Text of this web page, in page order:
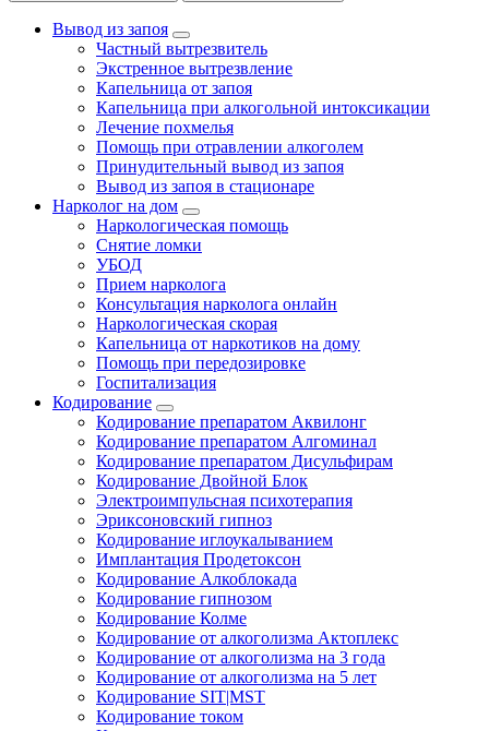
Вывод из запоя
Частный вытрезвитель
Экстренное вытрезвление
Капельница от запоя
Капельница при алкогольной интоксикации
Лечение похмелья
Помощь при отравлении алкоголем
Принудительный вывод из запоя
Вывод из запоя в стационаре
Нарколог на дом
Наркологическая помощь
Снятие ломки
УБОД
Прием нарколога
Консультация нарколога онлайн
Наркологическая скорая
Капельница от наркотиков на дому
Помощь при передозировке
Госпитализация
Кодирование
Кодирование препаратом Аквилонг
Кодирование препаратом Алгоминал
Кодирование препаратом Дисульфирам
Кодирование Двойной Блок
Электроимпульсная психотерапия
Эриксоновский гипноз
Кодирование иглоукалыванием
Имплантация Продетоксон
Кодирование Алкоблокада
Кодирование гипнозом
Кодирование Колме
Кодирование от алкоголизма Актоплекс
Кодирование от алкоголизма на 3 года
Кодирование от алкоголизма на 5 лет
Кодирование SIT|MST
Кодирование током